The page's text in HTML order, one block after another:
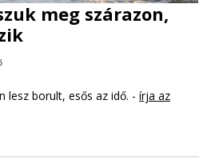
meg szárazon,
lesz borult, esős az idő. - írja az